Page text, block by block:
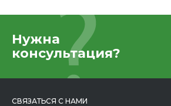
Нужна
консультация?
СВЯЗАТЬСЯ С НАМИ